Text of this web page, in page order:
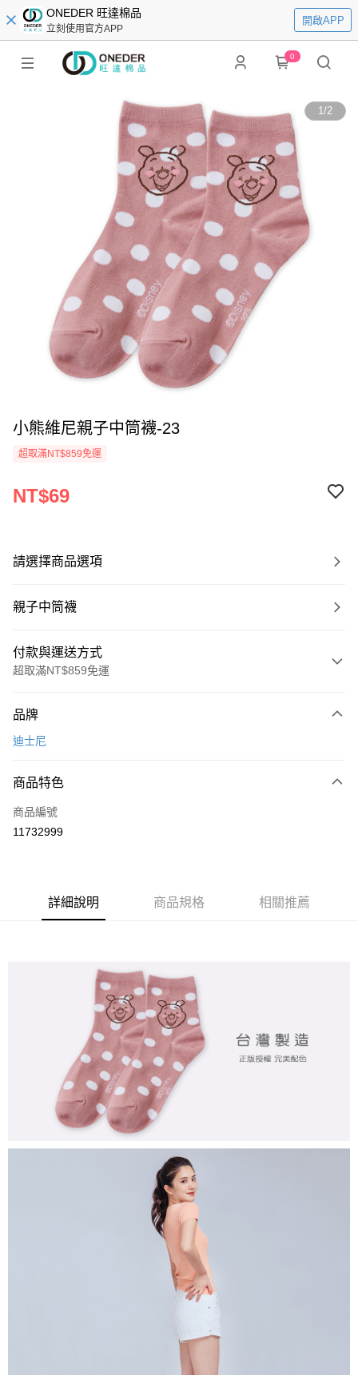
ONEDER 旺達棉品
立刻使用官方APP
開啟APP
0
1/2
小熊維尼親子中筒襪-23
超取滿NT$859免運
NT$69
請選擇商品選項
親子中筒襪
付款與運送方式
超取滿NT$859免運
信用卡一次付款
LINE Pay
Apple Pay
ATM付款
每筆NT$80，滿NT$899(含以上)免運費
每筆NT$80，滿NT$859(含以上)免運費
7-11取貨付款
每筆NT$80，滿NT$899(含以上)免運費
付款後7-11取貨
每筆NT$85，滿NT$859(含以上)免運費
品牌
迪士尼
商品特色
商品編號
11732999
詳細說明 商品規格 相關推薦